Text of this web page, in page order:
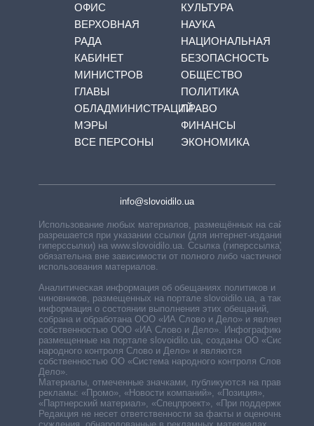
ОФИС
ВЕРХОВНАЯ
РАДА
КАБИНЕТ
МИНИСТРОВ
ГЛАВЫ
ОБЛАДМИНИСТРАЦИЙ
МЭРЫ
ВСЕ ПЕРСОНЫ
КУЛЬТУРА
НАУКА
НАЦИОНАЛЬНАЯ
БЕЗОПАСНОСТЬ
ОБЩЕСТВО
ПОЛИТИКА
ПРАВО
ФИНАНСЫ
ЭКОНОМИКА
info@slovoidilo.ua
Использование любых материалов, размещённых на сайте,
разрешается при указании ссылки (для интернет-изданий —
гиперссылки) на www.slovoidilo.ua. Ссылка (гиперссылка)
обязательна вне зависимости от полного либо частичного
использования материалов.
Аналитическая информация об обещаниях политиков и
чиновников, размещенных на портале slovoidilo.ua, а также
информация о состоянии выполнения этих обещаний,
собрана и обработана ООО «ИА Слово и Дело» и является
собственностью ООО «ИА Слово и Дело». Инфографики,
размещенные на портале slovoidilo.ua, созданы ОО «Система
народного контроля Слово и Дело» и являются
собственностью ОО «Система народного контроля Слово и
Дело».
Материалы, отмеченные значками, публикуются на правах
рекламы: «Промо», «Новости компаний», «Позиция»,
«Партнерский материал», «Спецпроект», «При поддержке».
Редакция не несет ответственности за факты и оценочные